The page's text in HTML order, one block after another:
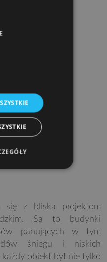
się z bliska projektom
Są to budynki
panujących w tym
śniegu i niskich
obiekt był nie tylko